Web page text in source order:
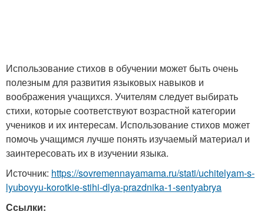
Использование стихов в обучении может быть очень
полезным для развития языковых навыков и
воображения учащихся. Учителям следует выбирать
стихи, которые соответствуют возрастной категории
учеников и их интересам. Использование стихов может
помочь учащимся лучше понять изучаемый материал и
заинтересовать их в изучении языка.
Источник: https://sovremennayamama.ru/stati/uchitelyam-s-
lyubovyu-korotkie-stihi-dlya-prazdnika-1-sentyabrya
Ссылки: